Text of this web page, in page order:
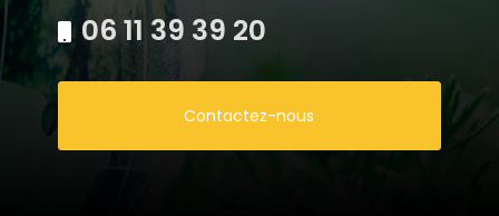
06 11 39 39 20
Contactez-nous